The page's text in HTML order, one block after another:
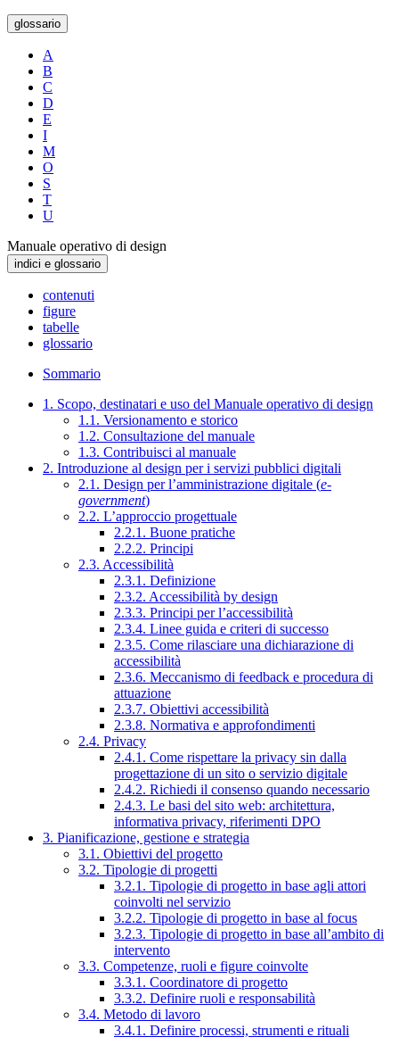
glossario
A
B
C
D
E
I
M
O
S
T
U
Manuale operativo di design
indici e glossario
contenuti
figure
tabelle
glossario
Sommario
1. Scopo, destinatari e uso del Manuale operativo di design
1.1. Versionamento e storico
1.2. Consultazione del manuale
1.3. Contribuisci al manuale
2. Introduzione al design per i servizi pubblici digitali
2.1. Design per l’amministrazione digitale (e-
government)
2.2. L’approccio progettuale
2.2.1. Buone pratiche
2.2.2. Principi
2.3. Accessibilità
2.3.1. Definizione
2.3.2. Accessibilità by design
2.3.3. Principi per l’accessibilità
2.3.4. Linee guida e criteri di successo
2.3.5. Come rilasciare una dichiarazione di
accessibilità
2.3.6. Meccanismo di feedback e procedura di
attuazione
2.3.7. Obiettivi accessibilità
2.3.8. Normativa e approfondimenti
2.4. Privacy
2.4.1. Come rispettare la privacy sin dalla
progettazione di un sito o servizio digitale
2.4.2. Richiedi il consenso quando necessario
2.4.3. Le basi del sito web: architettura,
informativa privacy, riferimenti DPO
3. Pianificazione, gestione e strategia
3.1. Obiettivi del progetto
3.2. Tipologie di progetti
3.2.1. Tipologie di progetto in base agli attori
coinvolti nel servizio
3.2.2. Tipologie di progetto in base al focus
3.2.3. Tipologie di progetto in base all’ambito di
intervento
3.3. Competenze, ruoli e figure coinvolte
3.3.1. Coordinatore di progetto
3.3.2. Definire ruoli e responsabilità
3.4. Metodo di lavoro
3.4.1. Definire processi, strumenti e rituali